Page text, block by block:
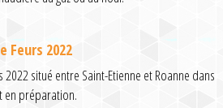
Feurs 2022
situé entre Saint-Etienne et Roanne dans
en préparation.